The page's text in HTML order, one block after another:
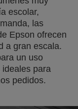
escolar,
las
Epson ofrecen
a gran escala.
un uso
para
pedidos.